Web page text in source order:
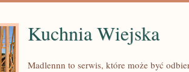
Kuchnia Wiejska
Madlennn to serwis, które może być